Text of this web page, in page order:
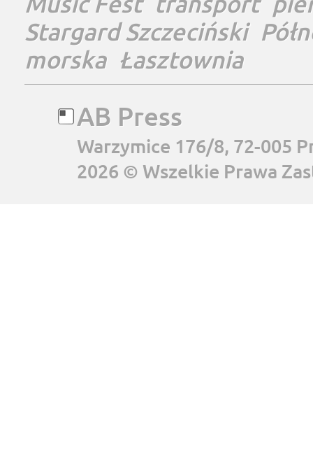
Stargard Szczeciński
morska Łasztownia
AB Press
Warzymice 176/8, 72-005
2026 © Wszelkie Prawa